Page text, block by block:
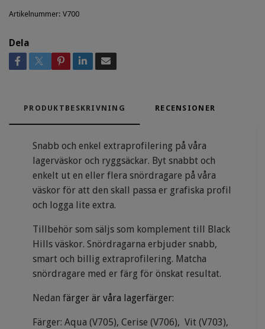
Artikelnummer: V700
Dela
PRODUKTBESKRIVNING RECENSIONER
Snabb och enkel extraprofilering på våra
lagerväskor och ryggsäckar. Byt snabbt och
enkelt ut en eller flera snördragare på våra
väskor för att den skall passa er grafiska profil
och logga lite extra.
Tillbehör som säljs som komplement till Black
Hills väskor. Snördragarna erbjuder snabb,
smart och billig extraprofilering. Matcha
snördragare med er färg för önskat resultat.
Nedan färger är våra lagerfärger:
Färger: Aqua (V705), Cerise (V706), Vit (V703),